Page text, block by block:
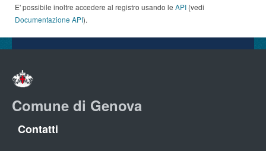
E' possibile inoltre accedere al registro usando le API (vedi
Documentazione API).
Comune di Genova
Contatti